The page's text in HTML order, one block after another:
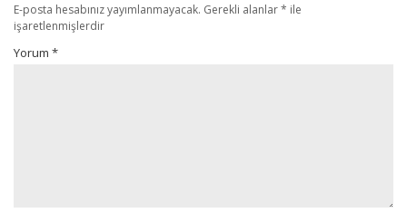
E-posta hesabınız yayımlanmayacak. Gerekli alanlar* ile
işaretlenmişlerdir
Yorum *